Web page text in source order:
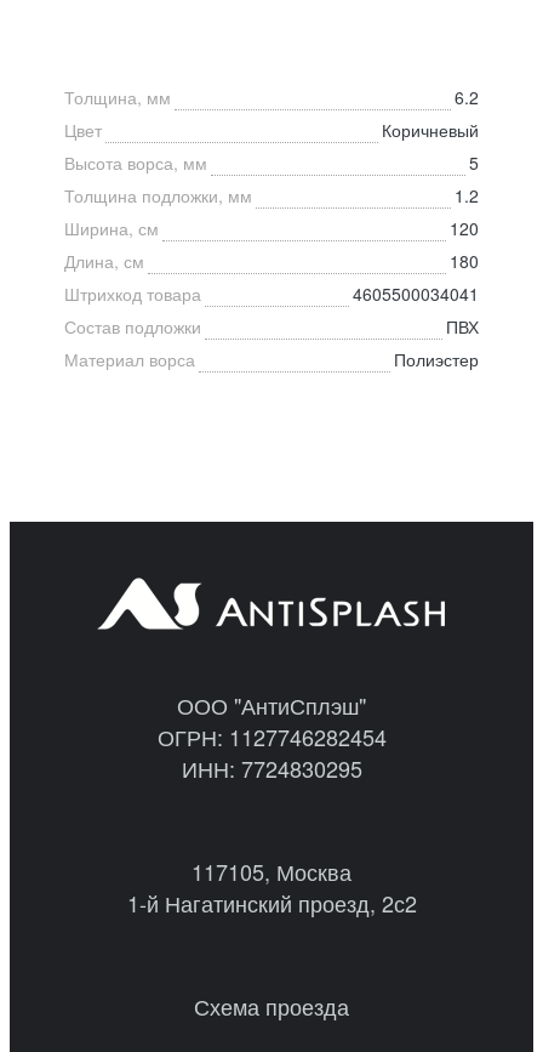
Толщина, мм
6.2
Цвет
Коричневый
Высота ворса, мм
5
Толщина подложки, мм
1.2
Ширина, см
120
Длина, см
180
Штрихкод товара
4605500034041
Состав подложки
ПВХ
Материал ворса
Полиэстер
ООО "АнтиСплэш"
ОГРН: 1127746282454
ИНН: 7724830295
117105, Москва
1-й Нагатинский проезд, 2с2
Схема проезда